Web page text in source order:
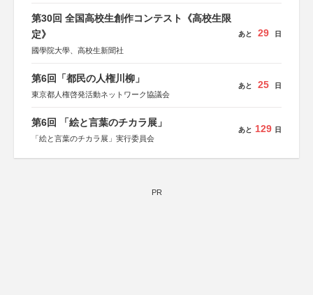
第30回 全国高校生創作コンテスト《高校生限
定》
國學院大學、高校生新聞社
あと 29 日
第6回「都民の人権川柳」
東京都人権啓発活動ネットワーク協議会
あと 25 日
第6回 「絵と言葉のチカラ展」
「絵と言葉のチカラ展」実行委員会
あと 129 日
PR